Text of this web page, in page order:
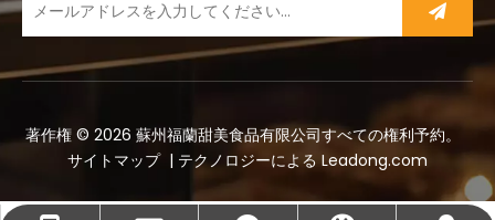
著作権 © 2026 蘇州福蘭甜美食品有限公司すべての権利予約。
サイトマップ| テクノロジーによる Leadong.com